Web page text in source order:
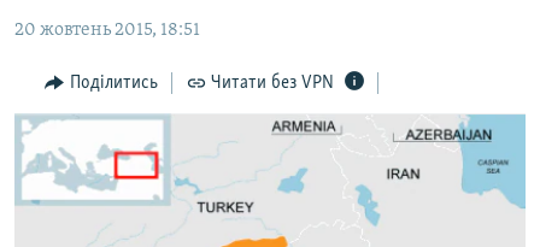
основної
Перейти
до
пошуку
БЛОГИ
ПОГЛЯД
ІНТЕРВ'Ю
ВСЕ ЗА ДЕНЬ
20 жовтень 2015, 18:51
Поділитись Читати без VPN